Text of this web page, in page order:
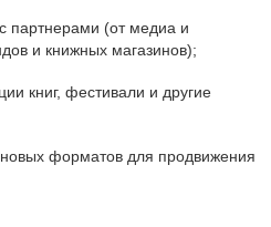
партнерами (от медиа и
и книжных магазинов);
книг, фестивали и другие
новых форматов для продвижения